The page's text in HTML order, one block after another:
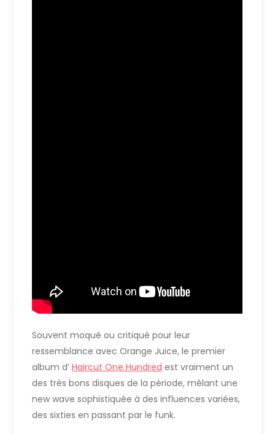
Souvent moqué ou critiqué pour leur
ressemblance avec Orange Juice, le premier
album d’Haircut One Hundred est vraiment un
des très bons disques de la période, mêlant une
new wave sophistiquée à des influences variées,
des sixties en passant par le funk.